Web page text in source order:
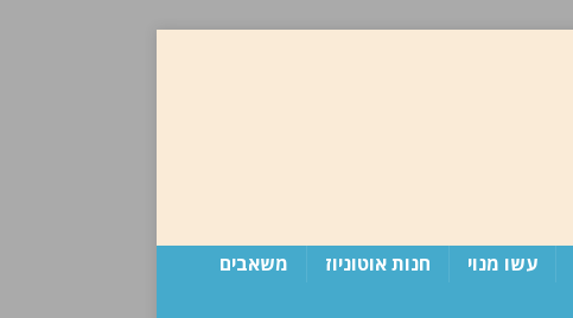
עשו מנוי חנות אוטוניוז
משאבים